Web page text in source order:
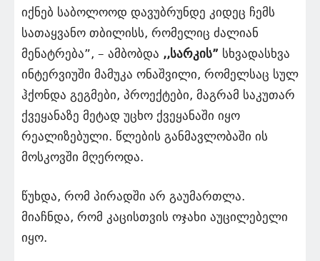
იქნებ საბოლოოდ დავუბრუნდე კიდეც ჩემს
სათაყვანო თბილისს, რომელიც ძალიან
მენატრება”, – ამბობდა ,,სარკის” სხვადასხვა
ინტერვიუში მამუკა ონაშვილი, რომელსაც სულ
ჰქონდა გეგმები, პროექტები, მაგრამ საკუთარ
ქვეყანაზე მეტად უცხო ქვეყანაში იყო
რეალიზებული. წლების განმავლობაში ის
მოსკოვში მღეროდა.
წუხდა, რომ პირადში არ გაუმართლა.
მიაჩნდა, რომ კაცისთვის ოჯახი აუცილებელი
იყო.